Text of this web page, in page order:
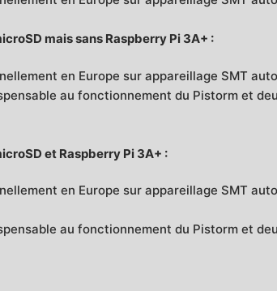
mais sans Raspberry Pi 3A+ :
en Europe sur appareillage SMT
au fonctionnement du Pistorm et
et Raspberry Pi 3A+ :
en Europe sur appareillage SMT
au fonctionnement du Pistorm et